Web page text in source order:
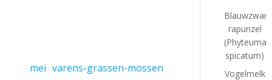
mei varens-grassen-mossen
rapunzel
(Phyteuma
spicatum)
Vogelmelk